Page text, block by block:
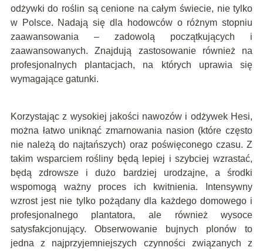
odżywki do roślin są cenione na całym świecie, nie tylko
w Polsce. Nadają się dla hodowców o różnym stopniu
zaawansowania – zadowolą początkujących i
zaawansowanych. Znajdują zastosowanie również na
profesjonalnych plantacjach, na których uprawia się
wymagające gatunki.
Korzystając z wysokiej jakości nawozów i odżywek Hesi,
można łatwo uniknąć zmarnowania nasion (które często
nie należą do najtańszych) oraz poświęconego czasu. Z
takim wsparciem rośliny będą lepiej i szybciej wzrastać,
będą zdrowsze i dużo bardziej urodzajne, a środki
wspomogą ważny proces ich kwitnienia. Intensywny
wzrost jest nie tylko pożądany dla każdego domowego i
profesjonalnego plantatora, ale również wysoce
satysfakcjonujący. Obserwowanie bujnych plonów to
jedna z najprzyjemniejszych czynności związanych z